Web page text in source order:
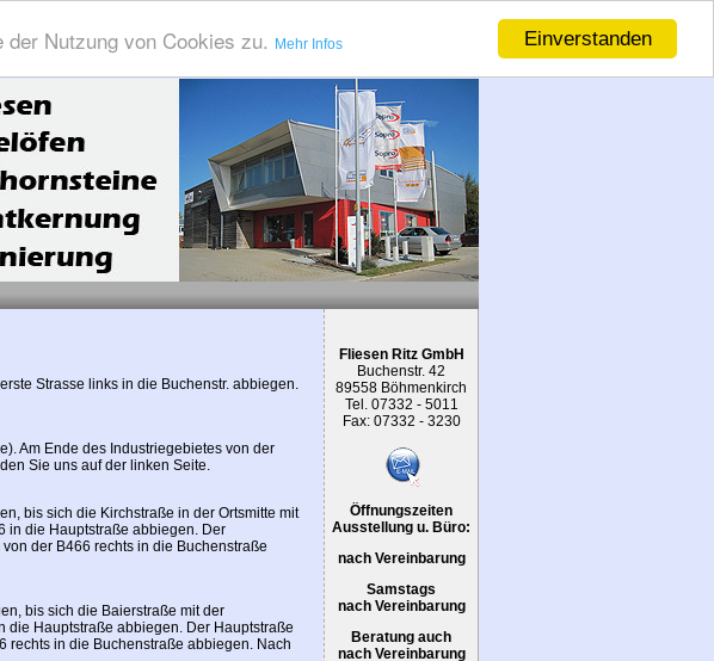
Einverstanden
Nutzung von Cookies zu. Mehr Infos
Strasse links in die Buchenstr. abbiegen.
Am Ende des Industriegebietes von der
Sie uns auf der linken Seite.
bis sich die Kirchstraße in der Ortsmitte mit
in die Hauptstraße abbiegen. Der
der B466 rechts in die Buchenstraße
bis sich die Baierstraße mit der
die Hauptstraße abbiegen. Der Hauptstraße
rechts in die Buchenstraße abbiegen. Nach
Fliesen Ritz GmbH
Buchenstr. 42
89558 Böhmenkirch
Tel. 07332 - 5011
Fax: 07332 - 3230
Öffnungszeiten
Ausstellung u. Büro:
nach Vereinbarung
Samstags
nach Vereinbarung
Beratung auch
nach Vereinbarung